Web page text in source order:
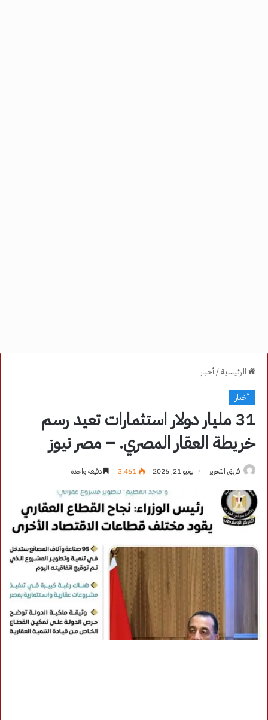
الرئيسية/أخبار
أخبار
31 مليار دولار استثمارات تعيد رسم
خريطة العقار المصري. – مصر نيوز
فريق التحرير يونيو 21, 2026 3٬461 دقيقة واحدة